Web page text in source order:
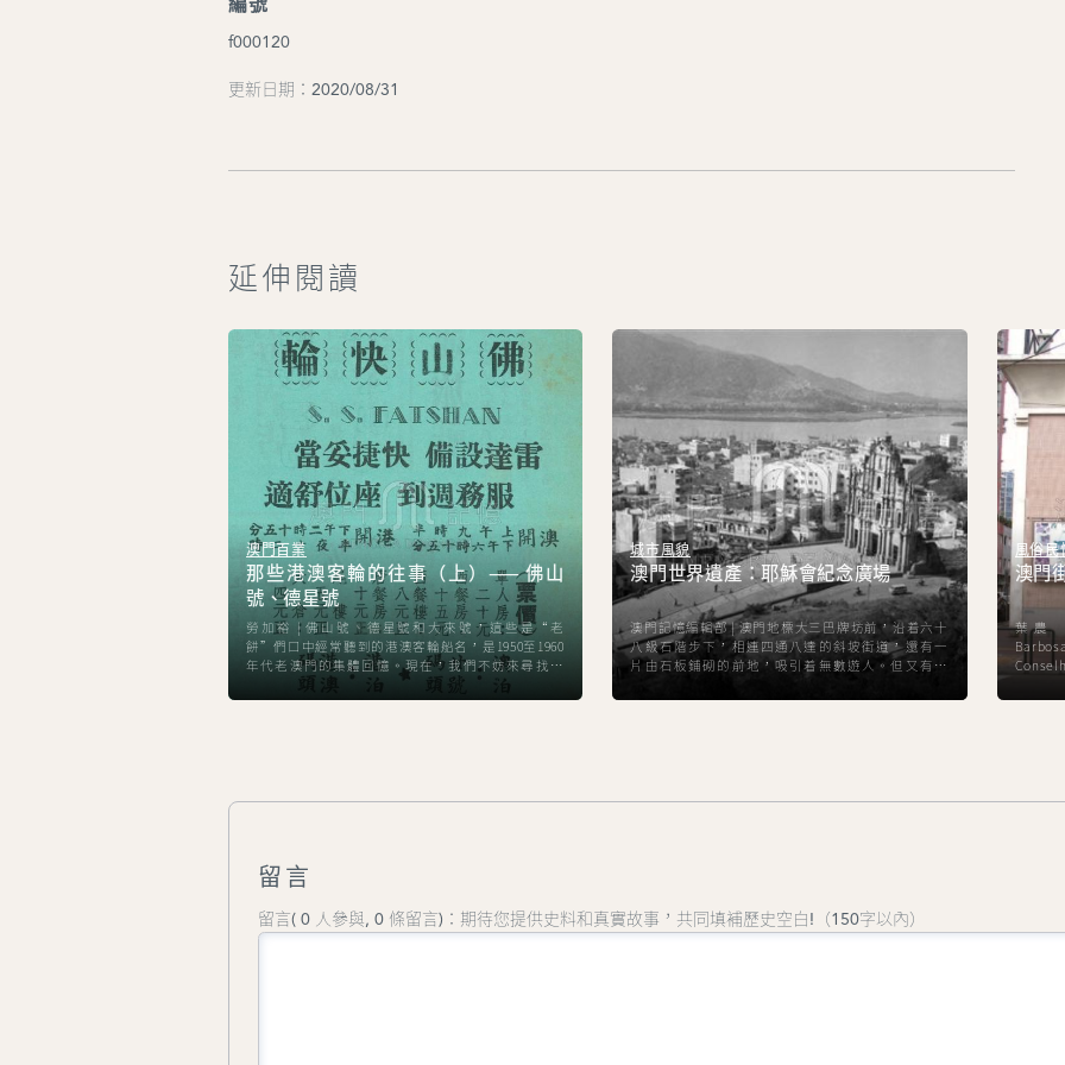
f000120
更新日期：2020/08/31
延伸閱讀
澳門百業
那些港澳客輪的往事（上）—— 佛山
號、德星號
勞加裕 | 佛山號、德星號和大來號，這些是“老
餅”們口中經常聽到的港澳客輪船名，是1950至1960
年代老澳門的集體回憶。現在，我們不妨來尋找這
些舊港澳客輪的故事，或許你會發現一些鮮為人知
的事件，讓我們由“佛山號”和“德星號”開始。
城市風貌
澳門世界遺產：耶穌會紀念廣場
澳門記憶編輯部 | 澳門地標大三巴牌坊前，沿着六十
八級石階步下，相連四通八達的斜坡街道，還有一
片由石板鋪砌的前地，吸引着無數遊人。但又有多
來？
風俗民
澳門
葉農 |
T'oi
留言
留言( 0 人參與, 0 條留言)：期待您提供史料和真實故事，共同填補歷史空白!（150字以內）